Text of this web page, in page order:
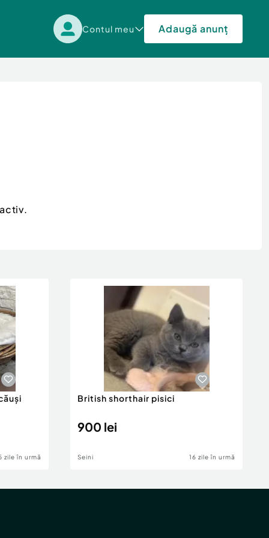
Contul meu Adaugă anunț
zile în urmă
British shorthair pisici
900 lei
Seini 16 zile în urmă